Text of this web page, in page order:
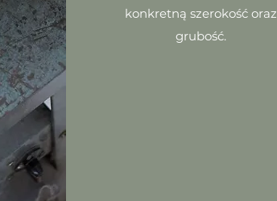
konkretną szerokość oraz
grubość.